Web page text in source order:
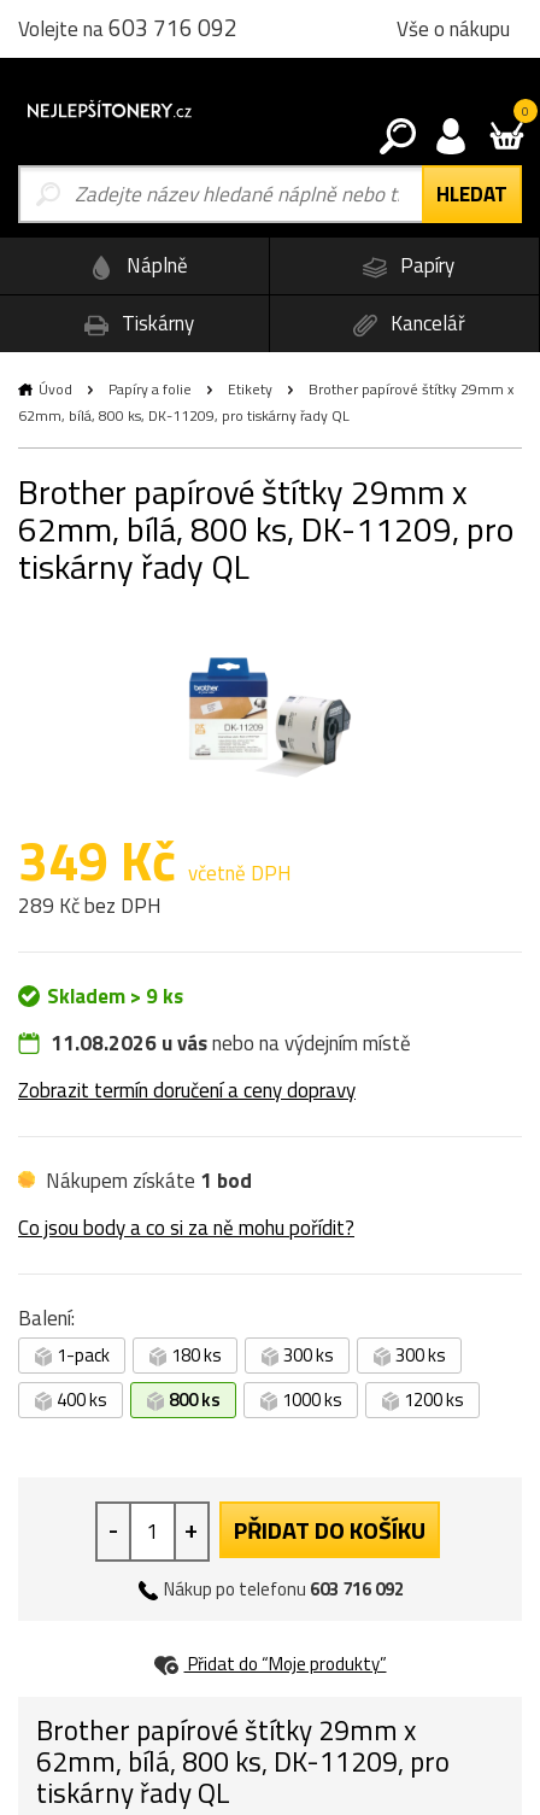
Volejte na603 716 092 Vše o nákupu
0
Náplně
Papíry
Tiskárny
Kancelář
Úvod Papíry a folie Etikety
Brother papírové štítky 29mm x
62mm, bílá, 800 ks, DK-11209, pro tiskárny řady QL
Brother papírové štítky 29mm x
62mm, bílá, 800 ks, DK-11209, pro
tiskárny řady QL
349 Kč včetně DPH
289 Kč bez DPH
Skladem > 9 ks
11.08.2026 u vásnebo na výdejním místě
Zobrazit termín doručení a ceny dopravy
Nákupem získáte 1 bod
Co jsou body a co si za ně mohu pořídit?
Balení:
1-pack 180 ks 300 ks
300 ks
400 ks
800 ks 1000 ks 1200 ks
- + PŘIDAT DO KOŠÍKU
Nákup po telefonu 603 716 092
Přidat do “Moje produkty”
Brother papírové štítky 29mm x
62mm, bílá, 800 ks, DK-11209, pro
tiskárny řady QL